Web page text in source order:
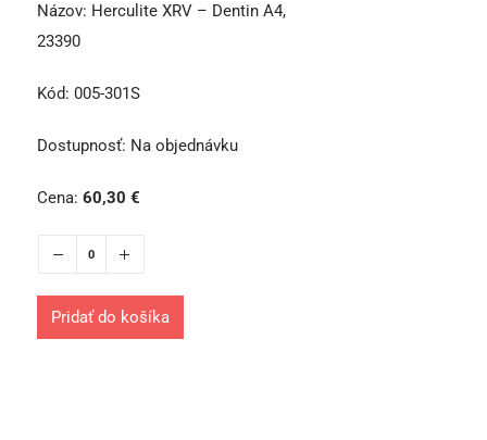
Názov: Herculite XRV – Dentin A4,
23390
Kód: 005-301S
Dostupnosť: Na objednávku
Cena: 60,30 €
Pridať do košíka